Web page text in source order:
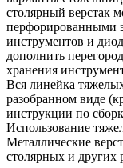
столярный верстак
перфорированными
инструментов и
дополнить
хранения
Вся линейка
разобранном виде
инструкции по
Использование
Металлические
столярных и других